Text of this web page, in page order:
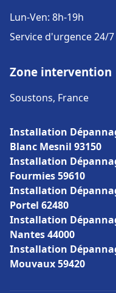
Lun-Ven: 8h-19h
Service d'urgence 24/7
Zone intervention
Soustons, France
Installation
Blanc Mesnil 93150
Installation
Fourmies 59610
Installation
Portel 62480
Installation
Nantes 44000
Installation
Mouvaux 59420